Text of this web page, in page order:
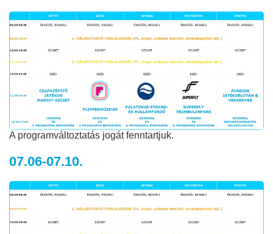
A programváltoztatás jogát fenntartjuk.
07.06-07.10.